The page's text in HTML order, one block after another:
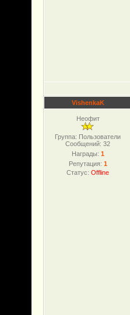
VishenkaK
Неофит
Группа: Пользователи
Сообщений:32
Награды: 1
Репутация: 1
Статус:Offline